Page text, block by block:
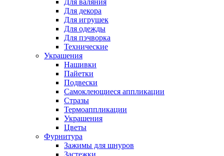
Для валяния
Для декора
Для игрушек
Для одежды
Для пэчворка
Технические
Украшения
Нашивки
Пайетки
Подвески
Самоклеющиеся аппликации
Стразы
Термоаппликации
Украшения
Цветы
Фурнитура
Зажимы для шнуров
Застежки